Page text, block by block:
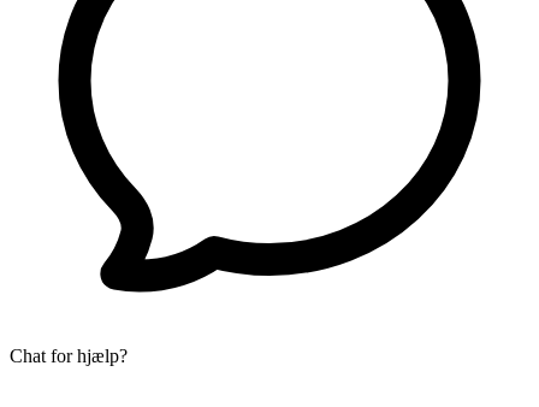
Chat for hjælp?